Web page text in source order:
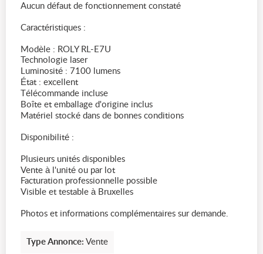
Aucun défaut de fonctionnement constaté
Caractéristiques :
Modèle : ROLY RL-E7U
Technologie laser
Luminosité : 7100 lumens
État : excellent
Télécommande incluse
Boîte et emballage d'origine inclus
Matériel stocké dans de bonnes conditions
Disponibilité :
Plusieurs unités disponibles
Vente à l'unité ou par lot
Facturation professionnelle possible
Visible et testable à Bruxelles
Photos et informations complémentaires sur demande.
Type Annonce: Vente